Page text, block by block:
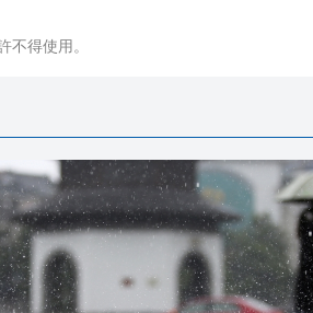
不得使用。